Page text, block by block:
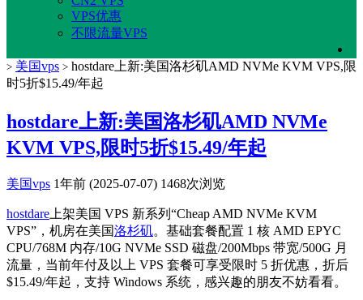
VPS优惠
不限流量VPS
> 美国vps > hostdare上新:美国洛杉矶AMD NVMe KVM VPS,限
时5折$15.49/年起
hostdare上新:美国洛杉矶AMD NVMe
KVM VPS,限时5折$15.49/年起
美国vps 1年前 (2025-07-07) 1468次浏览
hostdare上架美国 VPS 新系列“Cheap AMD NVMe KVM
VPS”，机房在美国洛杉矶。基础套餐配置 1 核 AMD EPYC
CPU/768M 内存/10G NVMe SSD 磁盘/200Mbps 带宽/500G 月
流量，当前年付及以上 VPS 套餐可享受限时 5 折优惠，折后
$15.49/年起，支持 Windows 系统，感兴趣的朋友不妨看看。